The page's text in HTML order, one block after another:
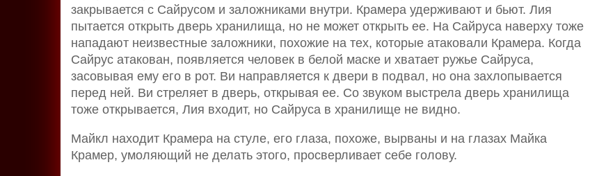
закрывается с Сайрусом и заложниками внутри. Крамера удерживают и бьют. Лия
пытается открыть дверь хранилища, но не может открыть ее. На Сайруса наверху тоже
нападают неизвестные заложники, похожие на тех, которые атаковали Крамера. Когда
Сайрус атакован, появляется человек в белой маске и хватает ружье Сайруса,
засовывая ему его в рот. Ви направляется к двери в подвал, но она захлопывается
перед ней. Ви стреляет в дверь, открывая ее. Со звуком выстрела дверь хранилища
тоже открывается, Лия входит, но Сайруса в хранилище не видно.
Майкл находит Крамера на стуле, его глаза, похоже, вырваны и на глазах Майка
Крамер, умоляющий не делать этого, просверливает себе голову.